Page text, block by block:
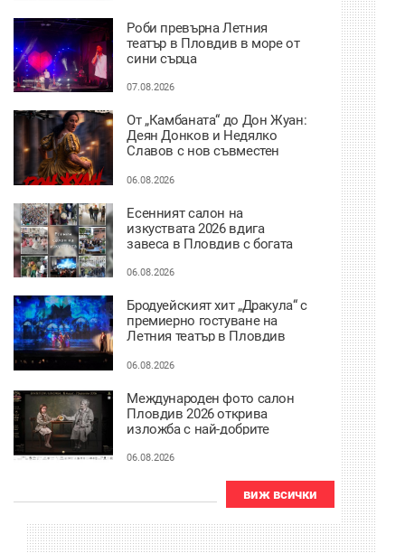
Роби превърна Летния
театър в Пловдив в море от
сини сърца
07.08.2026
От „Камбаната“ до Дон Жуан:
Деян Донков и Недялко
Славов с нов съвместен
06.08.2026
Есенният салон на
изкуствата 2026 вдига
завеса в Пловдив с богата
06.08.2026
Бродуейският хит „Дракула“ с
премиерно гостуване на
Летния театър в Пловдив
06.08.2026
Международен фото салон
Пловдив 2026 открива
изложба с най-добрите
тазгодишното издание
06.08.2026
виж всички